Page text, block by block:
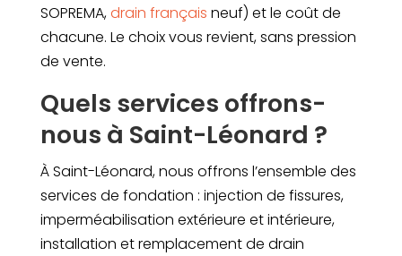
SOPREMA,drain français neuf) et le coût de
chacune. Le choix vous revient, sans pression
de vente.
Quels services offrons-
nous à Saint-Léonard ?
À Saint-Léonard, nous offrons l’ensemble des
services de fondation : injection de fissures,
imperméabilisation extérieure et intérieure,
installation et remplacement de drain